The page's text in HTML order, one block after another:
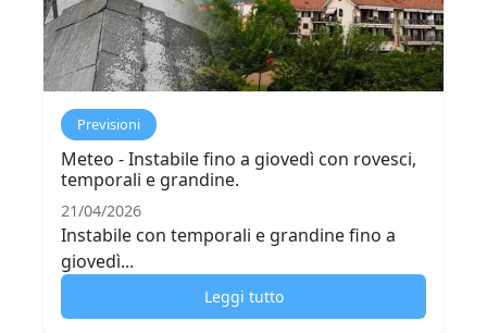
Previsioni
Meteo - Instabile fino a giovedì con rovesci,
temporali e grandine.
21/04/2026
Instabile con temporali e grandine fino a
giovedì...
Leggi tutto